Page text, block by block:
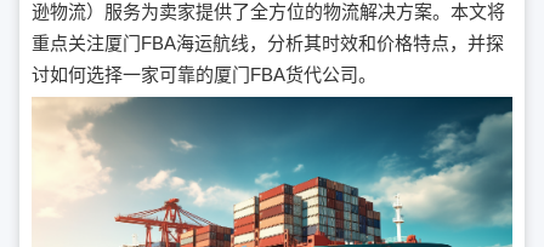
逊物流）服务为卖家提供了全方位的物流解决方案。本文将
重点关注厦门FBA海运航线，分析其时效和价格特点，并探
讨如何选择一家可靠的厦门FBA货代公司。